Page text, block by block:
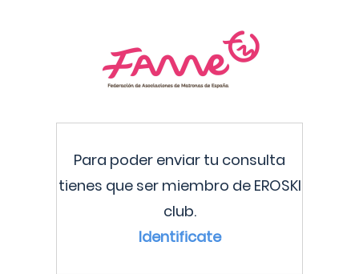
Para poder enviar tu consulta
tienes que ser miembro de EROSKI
club.
Identificate